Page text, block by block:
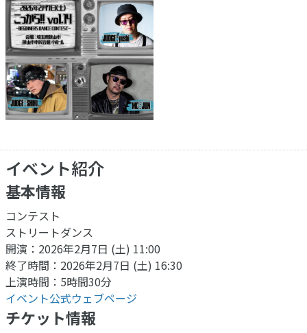
イベント紹介
基本情報
コンテスト
ストリートダンス
開演：2026年2月7日 (土) 11:00
終了時間：2026年2月7日 (土) 16:30
上演時間：5時間30分
イベント公式ウェブページ
チケット情報